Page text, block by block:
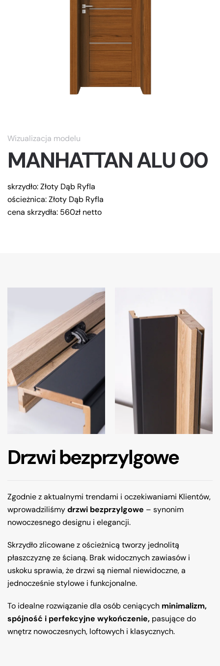
Wizualizacja modelu
MANHATTAN ALU 00
skrzydło: Złoty Dąb Ryfla
ościeżnica: Złoty Dąb Ryfla
cena skrzydła: 560zł netto
Drzwi bezprzylgowe
Zgodnie z aktualnymi trendami i oczekiwaniami Klientów,
wprowadziliśmydrzwi bezprzylgowe – synonim
nowoczesnego designu i elegancji.
Skrzydło zlicowane z ościeżnicą tworzy jednolitą
płaszczyznę ze ścianą. Brak widocznych zawiasów i
uskoku sprawia, że drzwi są niemal niewidoczne, a
jednocześnie stylowe i funkcjonalne.
To idealne rozwiązanie dla osób ceniących minimalizm,
spójność i perfekcyjne wykończenie, pasujące do
wnętrz nowoczesnych, loftowych i klasycznych.